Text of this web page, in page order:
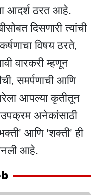
आदर्श ठरत आहे.
दिसणारी त्यांची
विषय ठरते,
वारकरी म्हणून
समर्पणाची आणि
आपल्या कृतीतून
उपक्रम अनेकांसाठी
आणि 'शक्ती' ही
आहे.